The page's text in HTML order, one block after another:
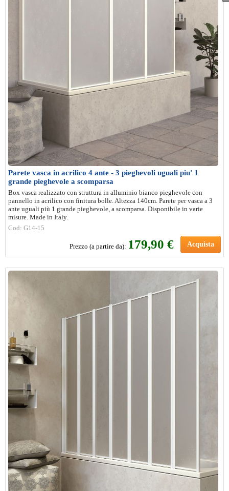
Parete vasca in acrilico 4 ante - 3 pieghevoli uguali piu' 1
grande pieghevole a scomparsa
Box vasca realizzato con struttura in alluminio bianco pieghevole con
pannello in acrilico con finitura bolle. Altezza 140cm. Parete per vasca a 3
ante uguali più 1 grande pieghevole, a scomparsa. Disponibile in varie
misure. Made in Italy.
Cod: G14-15
Prezzo (a partire da): 179,90 € Acquista